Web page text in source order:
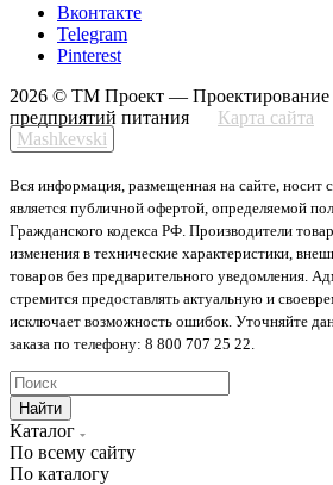
Вконтакте
Telegram
Pinterest
2026 © ТМ Проект — Проектирование
предприятий питания
Карта сайта
Mashkevski
Вся информация, размещенная на сайте, носит
является публичной офертой, определяемой
Гражданского кодекса РФ. Производители
изменения в технические характеристики,
товаров без предварительного уведомления.
стремится предоставлять актуальную и
исключает возможность ошибок. Уточняйте
заказа по телефону: 8 800 707 25 22.
Найти
Каталог
По всему сайту
По каталогу